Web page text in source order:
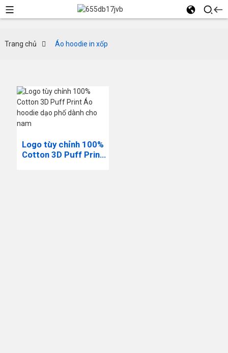
Trang chủ Áo hoodie in xốp
Logo tùy chỉnh 100%
Cotton 3D Puff Print